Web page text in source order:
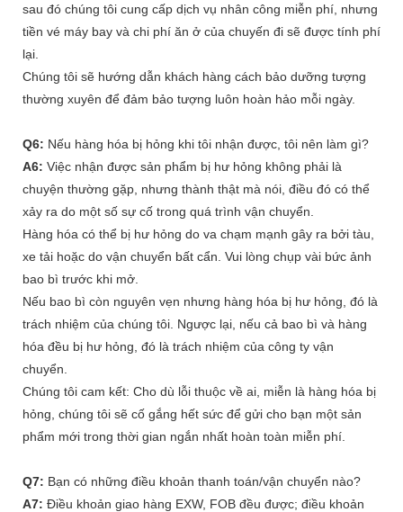
sau đó chúng tôi cung cấp dịch vụ nhân công miễn phí, nhưng
tiền vé máy bay và chi phí ăn ở của chuyến đi sẽ được tính phí
lại.
Chúng tôi sẽ hướng dẫn khách hàng cách bảo dưỡng tượng
thường xuyên để đảm bảo tượng luôn hoàn hảo mỗi ngày.
Q6: Nếu hàng hóa bị hỏng khi tôi nhận được, tôi nên làm gì?
A6: Việc nhận được sản phẩm bị hư hỏng không phải là
chuyện thường gặp, nhưng thành thật mà nói, điều đó có thể
xảy ra do một số sự cố trong quá trình vận chuyển.
Hàng hóa có thể bị hư hỏng do va chạm mạnh gây ra bởi tàu,
xe tải hoặc do vận chuyển bất cẩn. Vui lòng chụp vài bức ảnh
bao bì trước khi mở.
Nếu bao bì còn nguyên vẹn nhưng hàng hóa bị hư hỏng, đó là
trách nhiệm của chúng tôi. Ngược lại, nếu cả bao bì và hàng
hóa đều bị hư hỏng, đó là trách nhiệm của công ty vận
chuyển.
Chúng tôi cam kết: Cho dù lỗi thuộc về ai, miễn là hàng hóa bị
hỏng, chúng tôi sẽ cố gắng hết sức để gửi cho bạn một sản
phẩm mới trong thời gian ngắn nhất hoàn toàn miễn phí.
Q7: Bạn có những điều khoản thanh toán/vận chuyển nào?
A7: Điều khoản giao hàng EXW, FOB đều được; điều khoản